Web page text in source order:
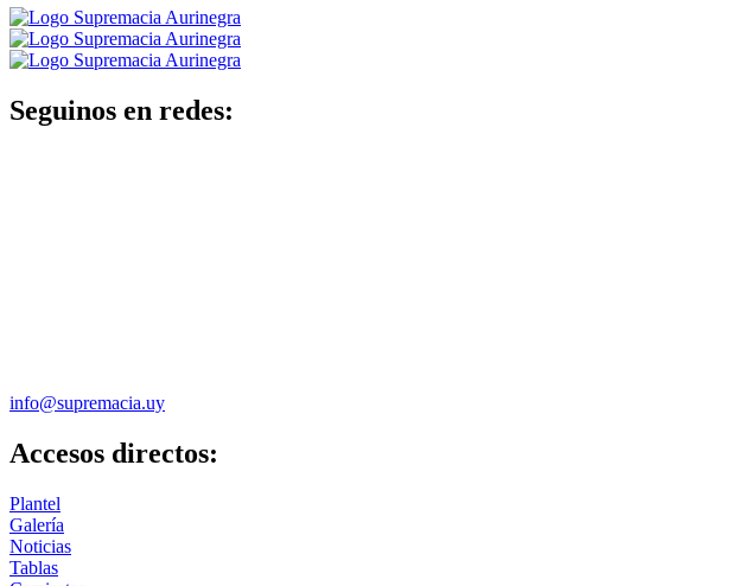
Seguinos en redes:
info@supremacia.uy
Accesos directos:
Plantel
Galería
Noticias
Tablas